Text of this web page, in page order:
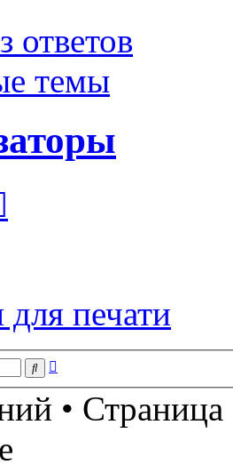
ответов
темы
для печати
Поиск
• Страница